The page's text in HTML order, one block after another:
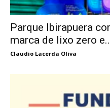
Parque Ibirapuera
marca de lixo zero
Claudio Lacerda Oliva